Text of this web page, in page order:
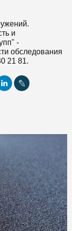
и
-
обследования
21 81.